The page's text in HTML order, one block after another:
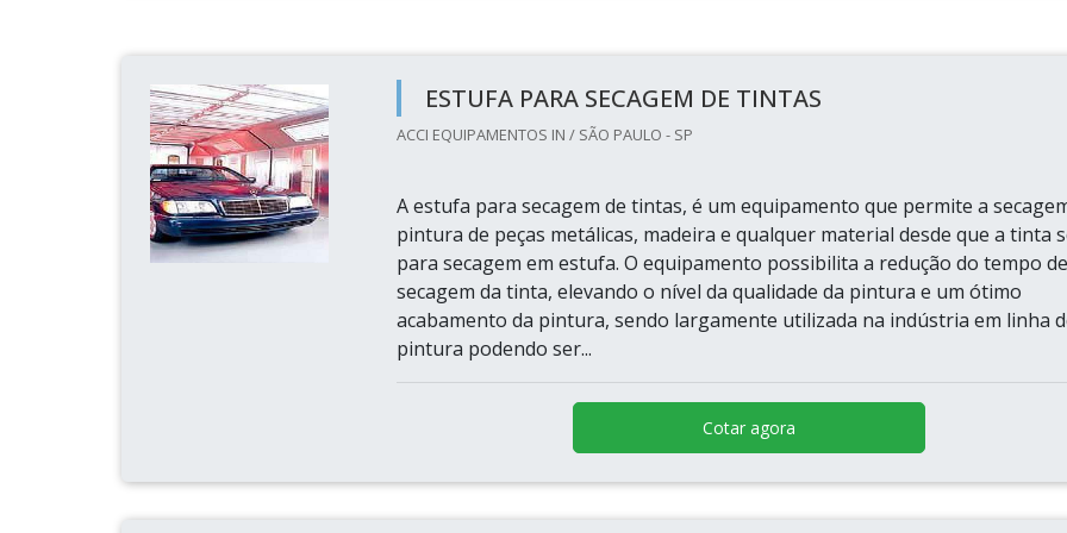
ESTUFA PARA SECAGEM DE TINTAS
ACCI EQUIPAMENTOS IN / SÃO PAULO - SP
A estufa para secagem de tintas, é um equipamento que permite a
pintura de peças metálicas, madeira e qualquer material desde que a tinta
para secagem em estufa. O equipamento possibilita a redução do tempo de
secagem da tinta, elevando o nível da qualidade da pintura e um ótimo
acabamento da pintura, sendo largamente utilizada na indústria em linha
pintura podendo ser...
Cotar agora